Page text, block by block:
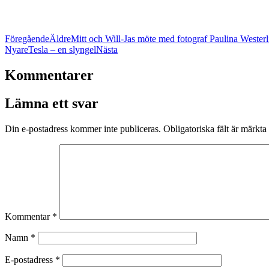
FöregåendeÄldreMitt och Will-Jas möte med fotograf Paulina
NyareTesla – en slyngelNästa
Kommentarer
Lämna ett svar
Din e-postadress kommer inte publiceras. Obligatoriska fält är märkta
Kommentar *
Namn *
E-postadress *